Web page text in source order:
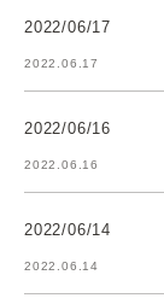
2022/06/17
2022.06.17
2022/06/16
2022.06.16
2022/06/14
2022.06.14